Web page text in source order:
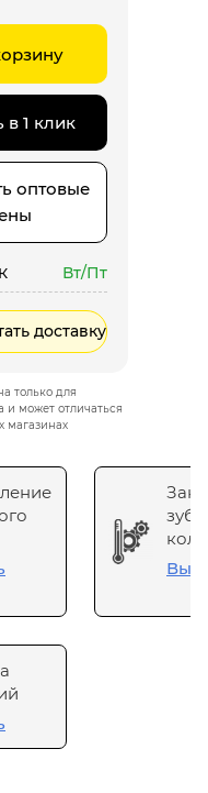
в 1 клик
оптовые
Вт/Пт
доставку
только для
и может отличаться
магазинах